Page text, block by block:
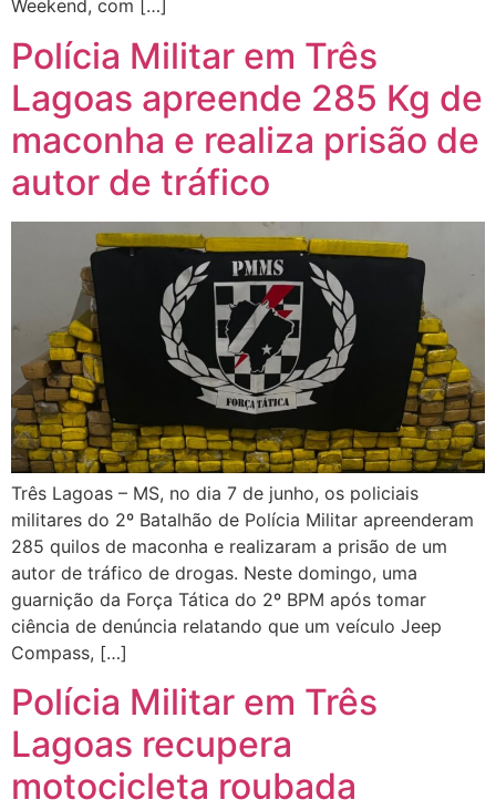
Weekend, com […]
Polícia Militar em Três
Lagoas apreende 285 Kg de
maconha e realiza prisão de
autor de tráfico
Três Lagoas – MS, no dia 7 de junho, os policiais
militares do 2º Batalhão de Polícia Militar apreenderam
285 quilos de maconha e realizaram a prisão de um
autor de tráfico de drogas. Neste domingo, uma
guarnição da Força Tática do 2º BPM após tomar
ciência de denúncia relatando que um veículo Jeep
Compass, […]
Polícia Militar em Três
Lagoas recupera
motocicleta roubada